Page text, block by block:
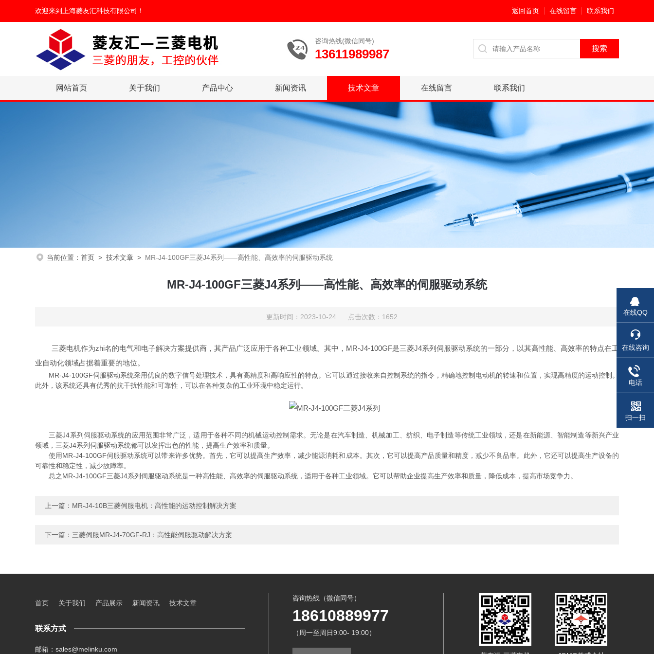
欢迎来到 上海菱友汇科技有限公司 ！ 返回首页 在线留言 联系我们
咨询热线(微信同号)
13611989987
网站首页 关于我们 产品中心 新闻资讯 技术文章 在线留言 联系我们
当前位置： 首页 > 技术文章 > MR-J4-100GF三菱J4系列——高性能、高效率的伺服驱动系统
MR-J4-100GF三菱J4系列——高性能、高效率的伺服驱动系统
更新时间：2023-10-24 点击次数：1652
三菱电机作为zhi名的电气和电子解决方案提供商，其产品广泛应用于各种工业领域。其中，MR-J4-100GF是三菱J4系列伺服驱动系统的一部分，以其高性能、高效率的特点在工
业自动化领域占据着重要的地位。
MR-J4-100GF伺服驱动系统采用优良的数字信号处理技术，具有高精度和高响应性的特点。它可以通过接收来自控制系统的指令，精确地控制电动机的转速和位置，实现高精度的运动控制。
此外，该系统还具有优秀的抗干扰性能和可靠性，可以在各种复杂的工业环境中稳定运行。
三菱J4系列伺服驱动系统的应用范围非常广泛，适用于各种不同的机械运动控制需求。无论是在汽车制造、机械加工、纺织、电子制造等传统工业领域，还是在新能源、智能制造等新兴产业
领域，三菱J4系列伺服驱动系统都可以发挥出色的性能，提高生产效率和质量。
使用MR-J4-100GF伺服驱动系统可以带来许多优势。首先，它可以提高生产效率，减少能源消耗和成本。其次，它可以提高产品质量和精度，减少不良品率。此外，它还可以提高生产设备的
可靠性和稳定性，减少故障率。
总之MR-J4-100GF三菱J4系列伺服驱动系统是一种高性能、高效率的伺服驱动系统，适用于各种工业领域。它可以帮助企业提高生产效率和质量，降低成本，提高市场竞争力。
上一篇： MR-J4-10B三菱伺服电机：高性能的运动控制解决方案
下一篇： 三菱伺服MR-J4-70GF-RJ：高性能伺服驱动解决方案
首页 关于我们 产品展示 新闻资讯 技术文章
联系方式
邮箱：sales@melinku.com
咨询热线（微信同号）
18610889977
（周一至周日9:00- 19:00）
在线QQ
在线咨询
电话
扫一扫